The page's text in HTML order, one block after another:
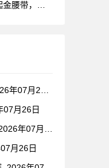
07月26日
月26日